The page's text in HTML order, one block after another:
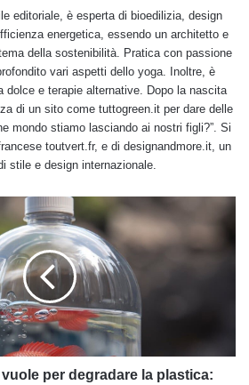
editoriale, è esperta di bioedilizia, design
energetica, essendo un architetto e
della sostenibilità. Pratica con passione
vari aspetti dello yoga. Inoltre, è
dolce e terapie alternative. Dopo la nascita
di un sito come tuttogreen.it per dare delle
mondo stiamo lasciando ai nostri figli?”. Si
toutvert.fr, e di designandmore.it, un
stile e design internazionale.
per degradare la plastica: